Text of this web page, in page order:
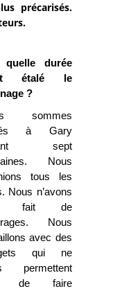
précarisés.
quelle durée
étalé le
?
sommes
à Gary
sept
Nous
tous les
Nous n’avons
fait de
Nous
avec des
qui ne
permettent
de faire